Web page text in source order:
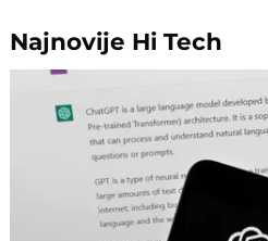
Najnovije Hi Tech